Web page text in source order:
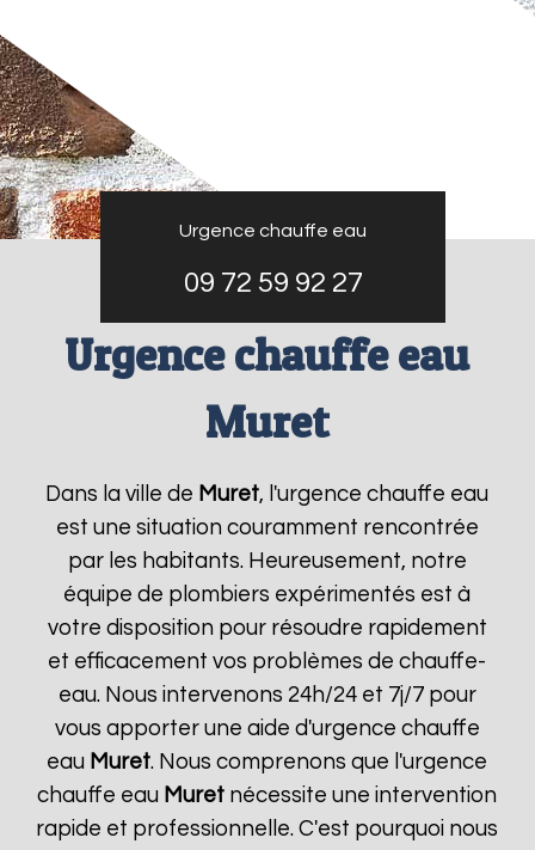
Urgence chauffe eau
09 72 59 92 27
Urgence chauffe eau
Muret
Dans la ville de Muret, l'urgence chauffe eau
est une situation couramment rencontrée
par les habitants. Heureusement, notre
équipe de plombiers expérimentés est à
votre disposition pour résoudre rapidement
et efficacement vos problèmes de chauffe-
eau. Nous intervenons 24h/24 et 7j/7 pour
vous apporter une aide d'urgence chauffe
eau Muret. Nous comprenons que l'urgence
chauffe eau Muret nécessite une intervention
rapide et professionnelle. C'est pourquoi nous